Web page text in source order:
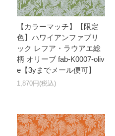
【カラーマッチ】【限定
色】ハワイアンファブリ
ック レフア・ラウアエ総
柄 オリーブ fab-K0007-oliv
e【3yまでメール便可】
1,870円(税込)